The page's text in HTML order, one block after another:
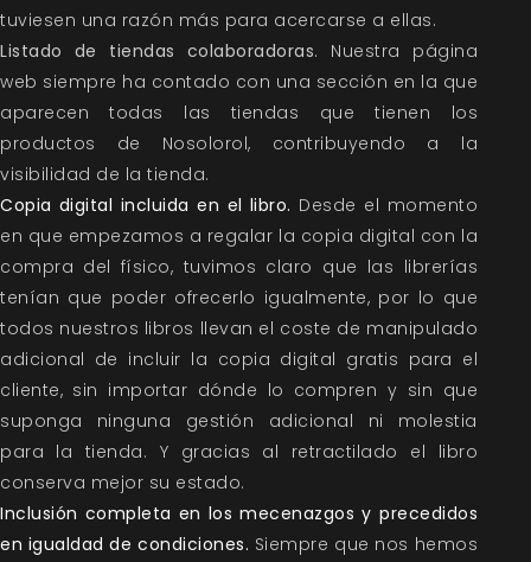
tuviesen una razón más para acercarse a ellas.
Listado de tiendas colaboradoras. Nuestra página
web siempre ha contado con una sección en la que
aparecen todas las tiendas que tienen los
productos de Nosolorol, contribuyendo a la
visibilidad de la tienda.
Copia digital incluida en el libro. Desde el momento
en que empezamos a regalar la copia digital con la
compra del físico, tuvimos claro que las librerías
tenían que poder ofrecerlo igualmente, por lo que
todos nuestros libros llevan el coste de manipulado
adicional de incluir la copia digital gratis para el
cliente, sin importar dónde lo compren y sin que
suponga ninguna gestión adicional ni molestia
para la tienda. Y gracias al retractilado el libro
conserva mejor su estado.
Inclusión completa en los mecenazgos y precedidos
en igualdad de condiciones. Siempre que nos hemos